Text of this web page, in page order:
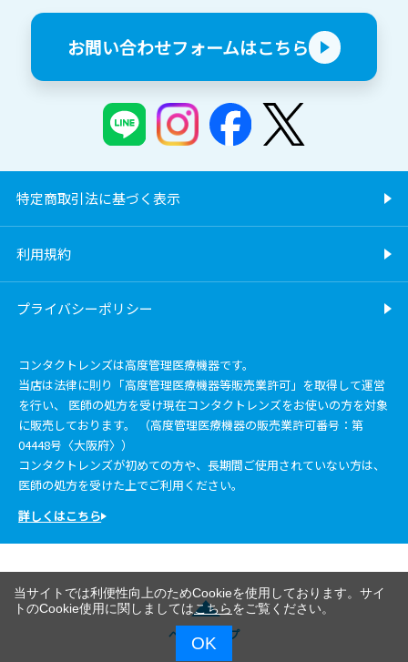
お問い合わせフォームはこちら
特定商取引法に基づく表示
利用規約
プライバシーポリシー
コンタクトレンズは高度管理医療機器です。
当店は法律に則り「高度管理医療機器等販売業許可」を取得して運営
を行い、 医師の処方を受け現在コンタクトレンズをお使いの方を対象
に販売しております。 （高度管理医療機器の販売業許可番号：第
04448号〈大阪府〉）
コンタクトレンズが初めての方や、長期間ご使用されていない方は、
医師の処方を受けた上でご利用ください。
詳しくはこちら
ページトップ
当サイトでは利便性向上のためCookieを使用しております。サイ
トのCookie使用に関しましてはこちらをご覧ください。
OK